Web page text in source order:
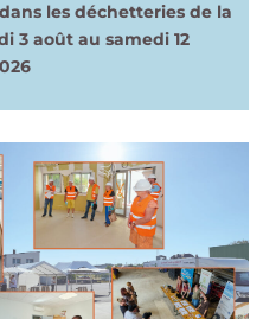
les déchetteries de la
3 août au samedi 12